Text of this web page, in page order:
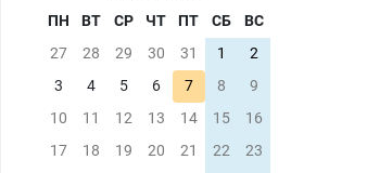
ПН
ВТ СР ЧТ ПТ СБ
ВС
27
28 29 30 31 1
2
3
4 5 6 7 8
9
10
11 12 13 14 15
16
17
18 19 20 21 22
23